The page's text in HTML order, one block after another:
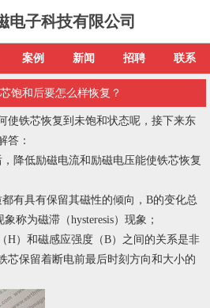
电子科技有限公司
案例 新闻 招聘 联系
饱和后要怎么样恢复？​
使铁芯恢复到未饱和状态呢，接下来东
答：
低励磁电流和励磁电压能使铁芯恢复
具有保留其磁性的倾向，B的变化总
称为磁滞（hysteresis）现象；
）和磁感应强度（B）之间的关系是非
芯保留着断电前最后时刻方向和大小的